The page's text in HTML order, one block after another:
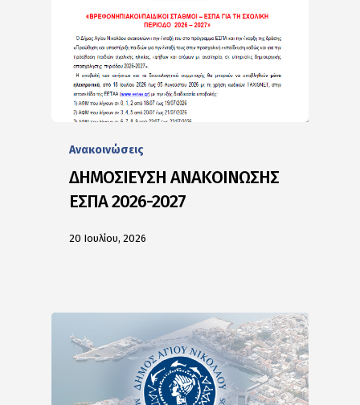
Ανακοινώσεις
ΔΗΜΟΣΙΕΥΣΗ ΑΝΑΚΟΙΝΩΣΗΣ
ΕΣΠΑ 2026-2027
20 Ιουλίου, 2026